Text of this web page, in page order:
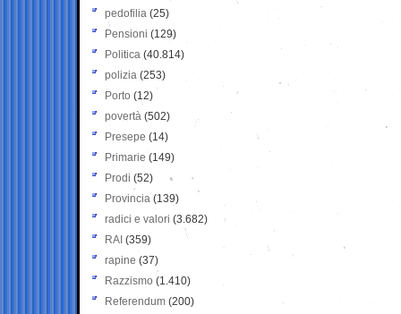
pedofilia (25)
Pensioni (129)
Politica (40.814)
polizia (253)
Porto (12)
povertà (502)
Presepe (14)
Primarie (149)
Prodi (52)
Provincia (139)
radici e valori (3.682)
RAI (359)
rapine (37)
Razzismo (1.410)
Referendum (200)